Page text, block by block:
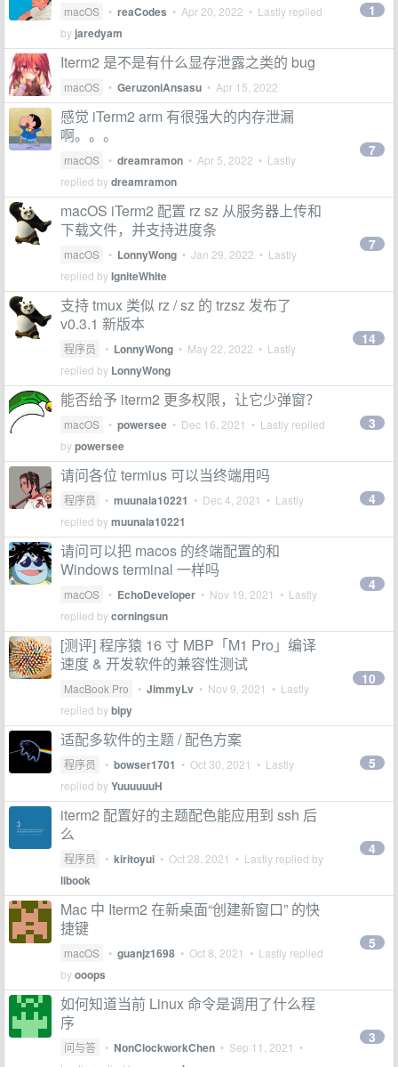
macOS • reaCodes • Apr 20, 2022 • Lastly replied
by jaredyam
1
Iterm2 是不是有什么显存泄露之类的 bug
macOS • GeruzoniAnsasu • Apr 15, 2022
感觉 iTerm2 arm 有很强大的内存泄漏
啊。。。
macOS • dreamramon • Apr 5, 2022 • Lastly
replied bydreamramon
7
macOS iTerm2 配置 rz sz 从服务器上传和
下载文件，并支持进度条
macOS • LonnyWong • Jan 29, 2022 • Lastly
replied byIgniteWhite
7
支持 tmux 类似 rz / sz 的 trzsz 发布了
v0.3.1 新版本
程序员 • LonnyWong • May 22, 2022 • Lastly
replied by LonnyWong
14
能否给予 iterm2 更多权限，让它少弹窗？
macOS • powersee • Dec 16, 2021 • Lastly replied
bypowersee
3
请问各位 termius 可以当终端用吗
程序员 • muunala10221 • Dec 4, 2021 • Lastly
replied bymuunala10221
4
请问可以把 macos 的终端配置的和
Windows terminal 一样吗
macOS • EchoDeveloper • Nov 19, 2021 • Lastly
replied bycorningsun
4
[测评] 程序猿 16 寸 MBP「M1 Pro」编译
速度 & 开发软件的兼容性测试
MacBook Pro • JimmyLv • Nov 9, 2021 • Lastly
replied bybipy
10
适配多软件的主题 / 配色方案
程序员 • bowser1701 • Oct 30, 2021 • Lastly
replied byYuuuuuuH
5
iterm2 配置好的主题配色能应用到 ssh 后
么
程序员 • kiritoyui • Oct 28, 2021 • Lastly replied by
libook
4
Mac 中 Iterm2 在新桌面“创建新窗口” 的快
捷键
macOS • guanjz1698 • Oct 8, 2021 • Lastly replied
byooops
5
如何知道当前 Linux 命令是调用了什么程
序
问与答 • NonClockworkChen • Sep 11, 2021 •
3